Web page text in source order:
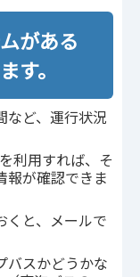
がある
す。
など、運行状況
利用すれば、そ
報が確認できま
くと、メールで
バスかどうかな